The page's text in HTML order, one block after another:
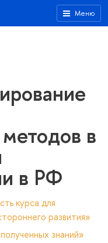
Меню
в
в РФ
курса для
развития»
знаний»